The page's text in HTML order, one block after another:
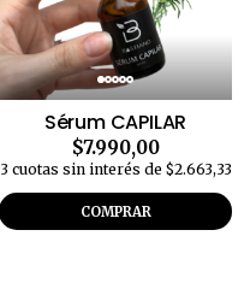
Sérum CAPILAR
$7.990,00
3 cuotas sin interés de $2.663,33
COMPRAR